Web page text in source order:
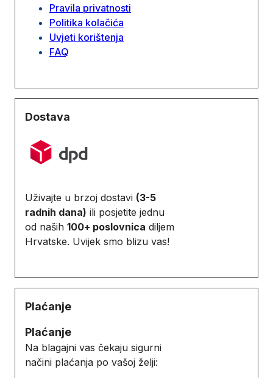
Pravila privatnosti
Politika kolačića
Uvjeti korištenja
FAQ
Dostava
Uživajte u brzoj dostavi (3-5
radnih dana) ili posjetite jednu
od naših 100+ poslovnica diljem
Hrvatske. Uvijek smo blizu vas!
Plaćanje
Plaćanje
Na blagajni vas čekaju sigurni
načini plaćanja po vašoj želji: